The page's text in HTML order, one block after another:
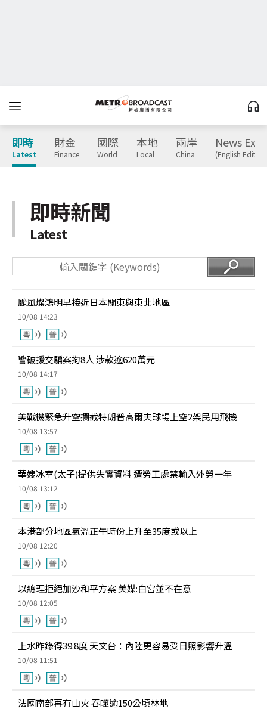
即時
Latest
財金
Finance
國際
World
本地
Local
兩岸
China
News
(English
即時新聞
Latest
颱風燦鴻明早接近日本關東與東北地區
10/08 14:23
警破援交騙案拘8人 涉款逾620萬元
10/08 14:17
美戰機緊急升空攔截特朗普高爾夫球場上空2架民用飛機
10/08 13:57
華嫂冰室(太子)提供失實資料 遭勞工處禁輸入外勞一年
10/08 13:12
本港部分地區氣溫正午時份上升至35度或以上
10/08 12:20
以總理拒絕加沙和平方案 美媒:白宮並不在意
10/08 12:05
上水昨錄得39.8度 天文台：內陸更容易受日照影響升溫
10/08 11:51
法國南部再有山火 吞噬逾150公頃林地